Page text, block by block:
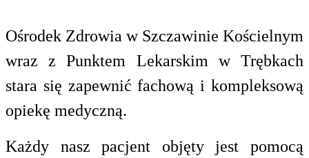
Ośrodek Zdrowia w Szczawinie Kościelnym
wraz z Punktem Lekarskim w Trębkach
stara się zapewnić fachową i kompleksową
opiekę medyczną.
Każdy nasz pacjent objęty jest pomocą